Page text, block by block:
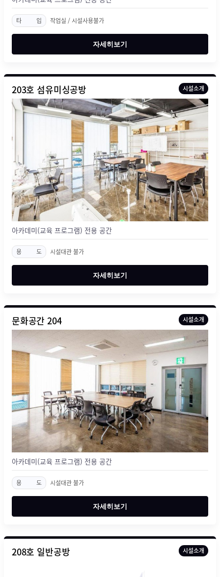
타 입 작업실 / 시설사용불가
자세히보기
203호 섬유미싱공방 시설소개
아카데미(교육 프로그램) 전용 공간
용 도 시설대관 불가
자세히보기
문화공간 204 시설소개
아카데미(교육 프로그램) 전용 공간
용 도 시설대관 불가
자세히보기
208호 일반공방 시설소개